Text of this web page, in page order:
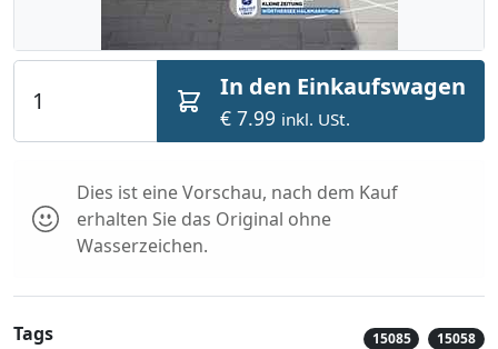
In den Einkaufswagen
€ 7.99 inkl. USt.
Dies ist eine Vorschau, nach dem Kauf
erhalten Sie das Original ohne
Wasserzeichen.
Tags 15085 15058